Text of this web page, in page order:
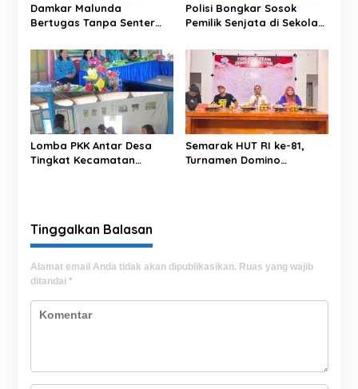
Damkar Malunda
Bertugas Tanpa Senter
Hutan di Malam Hari
Polisi Bongkar Sosok
Pemilik Senjata di Sekolah
Perusahaan Impor
Lomba PKK Antar Desa
Tingkat Kecamatan
Semarak HUT RI ke-81,
Turnamen Domino
Tinggalkan Balasan
Alamat email Anda tidak akan dipublikasikan. Ruas yang wajib
ditandai *